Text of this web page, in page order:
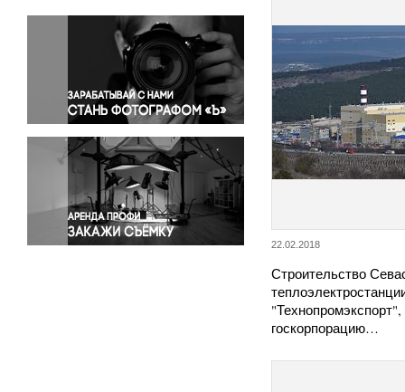
Окружающая среда
Политика
Правосудие
Происшествия и конфликты
Религия
Светская жизнь
Спорт
Экология
Экономика и бизнес
22.02.2018
Строительство
госкорпорацию…